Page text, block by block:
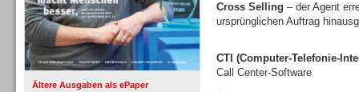
Ältere Ausgaben als ePaper
Cross Selling – der Agent
ursprünglichen Auftrag
CTI (Computer-Telefonie-
Call Center-Software